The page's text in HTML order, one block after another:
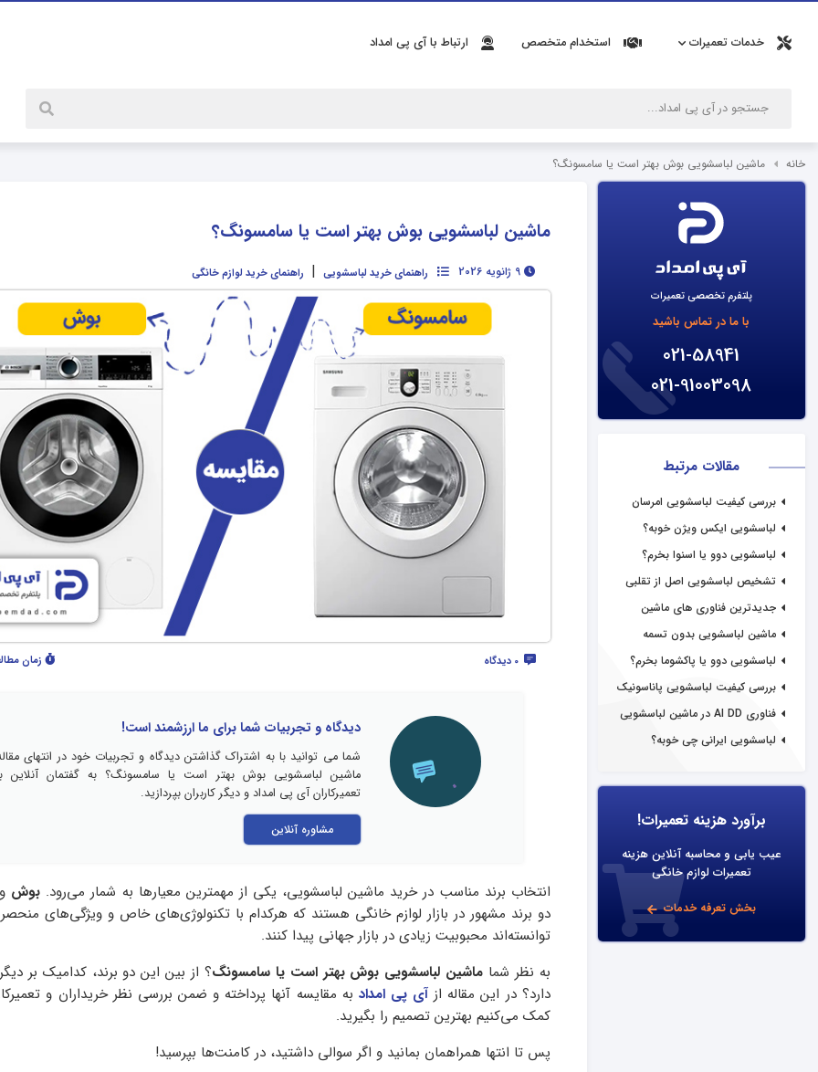
خدمات تعمیرات استخدام متخصص ارتباط با آی پی امداد
خانه ماشین لباسشویی بوش بهتر است یا سامسونگ؟
پلتفرم تخصصی تعمیرات
با ما در تماس باشید
021-58941
021-91003098
مقالات مرتبط
بررسی کیفیت لباسشویی امرسان
لباسشویی ایکس ویژن خوبه؟
لباسشویی دوو یا اسنوا بخرم؟
تشخیص لباسشویی اصل از تقلبی
جدیدترین فناوری های ماشین
ماشین لباسشویی بدون تسمه
لباسشویی دوو یا پاکشوما بخرم؟
بررسی کیفیت لباسشویی پاناسونیک
فناوری AI DD در ماشین لباسشویی
لباسشویی ایرانی چی خوبه؟
برآورد هزینه تعمیرات!
عیب یابی و محاسبه آنلاین هزینه
تعمیرات لوازم خانگی
بخش تعرفه خدمات
ماشین لباسشویی بوش بهتر است یا سامسونگ؟
9 ژانویه 2026 راهنمای خرید لباسشویی | راهنمای خرید لوازم خانگی
0 دیدگاه زمان
دیدگاه و تجربیات شما برای ما ارزشمند است!
شما می توانید با به اشتراک گذاشتن دیدگاه و تجربیات خود در انتهای
ماشین لباسشویی بوش بهتر است یا سامسونگ؟ به گفتمان آنلاین
تعمیرکاران آی پی امداد و دیگر کاربران بپردازید.
مشاوره آنلاین
انتخاب برند مناسب در خرید ماشین لباسشویی، یکی از مهمترین معیارها به شمار می‌رود. بوش
دو برند مشهور در بازار لوازم خانگی هستند که هرکدام با تکنولوژی‌های خاص و ویژگی‌های
توانسته‌اند محبوبیت زیادی در بازار جهانی پیدا کنند.
به نظر شما ماشین لباسشویی بوش بهتر است یا سامسونگ؟ از بین این دو برند، کدامیک بر
دارد؟ در این مقاله از آی‌ پی امداد به مقایسه آنها پرداخته و ضمن بررسی نظر خریداران و
کمک می‌کنیم بهترین تصمیم را بگیرید.
پس تا انتها همراهمان بمانید و اگر سوالی داشتید، در کامنت‌ها بپرسید!